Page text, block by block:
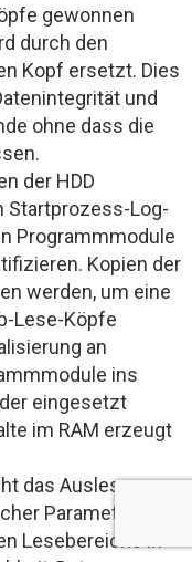
gewonnen
durch den
Kopf ersetzt. Dies
und
ohne dass die
der HDD
Startprozess-Log-
Programmmodule
Kopien der
werden, um eine
Lese-Köpfe
an
ins
eingesetzt
im RAM erzeugt
das Auslesen von
Parameter in
Lesebereichs in